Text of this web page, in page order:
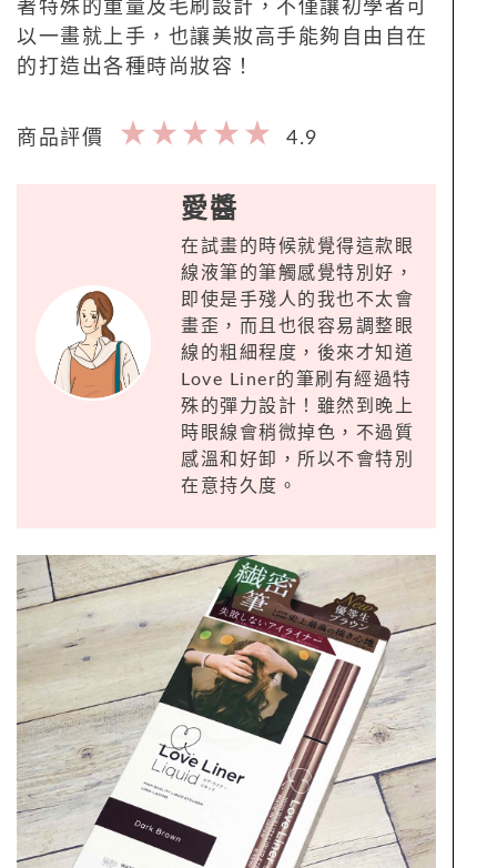
著特殊的重量及毛刷設計，不僅讓初學者可
以一畫就上手，也讓美妝高手能夠自由自在
的打造出各種時尚妝容！
商品評價 4.9
愛醬
在試畫的時候就覺得這款眼
線液筆的筆觸感覺特別好，
即使是手殘人的我也不太會
畫歪，而且也很容易調整眼
線的粗細程度，後來才知道
Love Liner的筆刷有經過特
殊的彈力設計！雖然到晚上
時眼線會稍微掉色，不過質
感溫和好卸，所以不會特別
在意持久度。